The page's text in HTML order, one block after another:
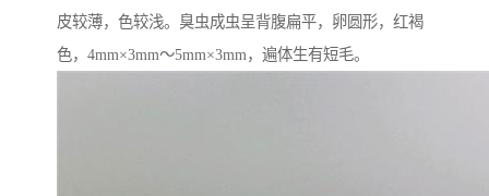
皮较薄，色较浅。臭虫成虫呈背腹扁平，卵圆形，红褐
色，4mm×3mm～5mm×3mm，遍体生有短毛。